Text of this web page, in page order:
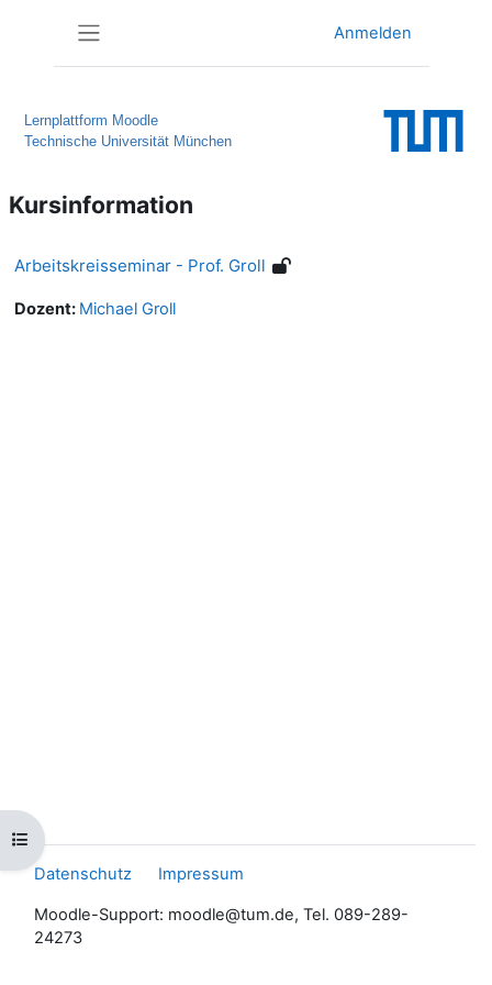
Anmelden
Lernplattform Moodle
Technische Universität München
Kursindex öffnen
Kursinformation
Arbeitskreisseminar - Prof. Groll
Dozent: Michael Groll
Datenschutz Impressum
Moodle-Support: moodle@tum.de, Tel. 089-289-
24273